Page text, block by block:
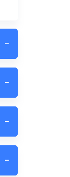
−
−
−
−